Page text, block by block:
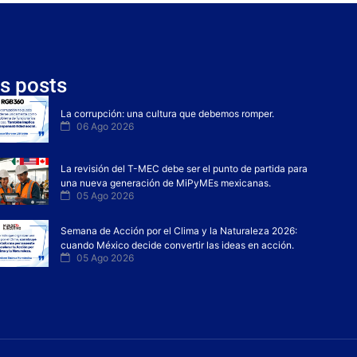
posts
La corrupción: una cultura que debemos romper.
06 Ago 2026
La revisión del T-MEC debe ser el punto de partida para
una nueva generación de MiPyMEs mexicanas.
05 Ago 2026
Semana de Acción por el Clima y la Naturaleza 2026:
cuando México decide convertir las ideas en acción.
05 Ago 2026